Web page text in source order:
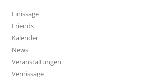
Finissage
Friends
Kalender
News
Veranstaltungen
Vernissage